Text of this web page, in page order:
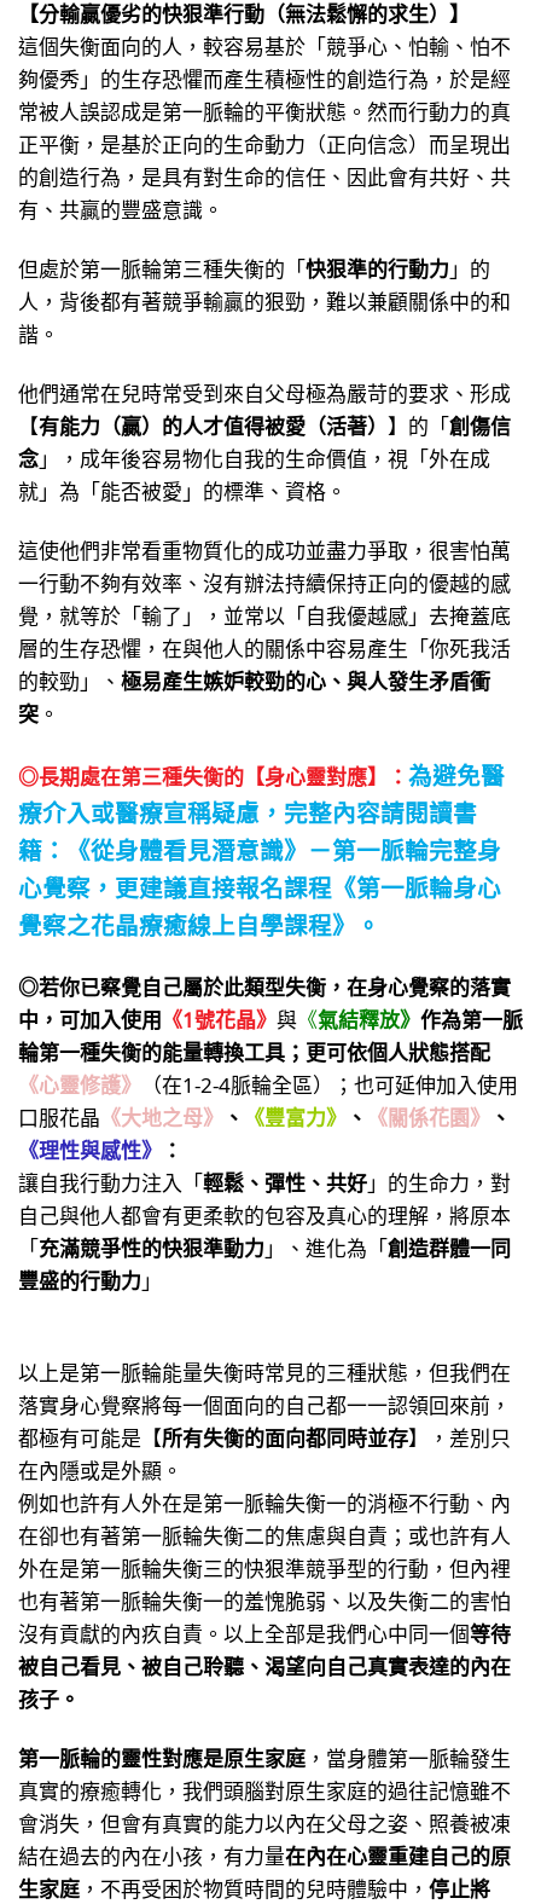
【分輸贏優劣的快狠準行動（無法鬆懈的求生）】
這個失衡面向的人，較容易基於「競爭心、怕輸、怕不
夠優秀」的生存恐懼而產生積極性的創造行為，於是經
常被人誤認成是第一脈輪的平衡狀態。然而行動力的真
正平衡，是基於正向的生命動力（正向信念）而呈現出
的創造行為，是具有對生命的信任、因此會有共好、共
有、共贏的豐盛意識。
但處於第一脈輪第三種失衡的「快狠準的行動力 」的
人，背後都有著競爭輸贏的狠勁，難以兼顧關係中的和
諧。
他們通常在兒時常受到來自父母極為嚴苛的要求、形成
【有能力（贏）的人才值得被愛（活著） 】的「創傷信
念」，成年後容易物化自我的生命價值，視「外在成
就」為「能否被愛」的標準、資格。
這使他們非常看重物質化的成功並盡力爭取，很害怕萬
一行動不夠有效率、沒有辦法持續保持正向的優越的感
覺，就等於「輸了」，並常以「自我優越感」去掩蓋底
層的生存恐懼，在與他人的關係中容易產生「你死我活
的較勁」、 極易產生嫉妒較勁的心、與人發生矛盾衝
突 。
◎長期處在第三種失衡的【身心靈對應】： 為避免醫
療介入或醫療宣稱疑慮， 完整內容請閱讀書
籍：
《從身體看見潛意識》－第一脈輪完整身
心覺察 ，更建議直接報名課程 《第一脈輪身心
覺察之花晶療癒線上自學課程》。
◎若你已察覺自己屬於此類型失衡，在身心覺察的落實
中，可加入使用 《1號花晶》 與 《氣結釋放》 作為第一脈
輪第一種失衡的能量轉換工具；更可依個人狀態搭配
《心靈修護》
（在1-2-4脈輪全區）；也可延伸加入使用
口服花晶 《大地之母》 、 《豐富力》 、 《關係花園》 、
《理性與感性》
：
讓自我行動力注入「輕鬆、彈性、共好」的生命力，對
自己與他人都會有更柔軟的包容及真心的理解，將原本
「充滿競爭性的快狠準動力 」、進化為「創造群體一同
豐盛的行動力 」
以上是第一脈輪能量失衡時常見的三種狀態，但我們在
落實身心覺察將每一個面向的自己都一一認領回來前，
都極有可能是【所有失衡的面向都同時並存】，差別只
在內隱或是外顯。
例如也許有人外在是第一脈輪失衡一的消極不行動、內
在卻也有著第一脈輪失衡二的焦慮與自責；或也許有人
外在是第一脈輪失衡三的快狠準競爭型的行動，但內裡
也有著第一脈輪失衡一的羞愧脆弱、以及失衡二的害怕
沒有貢獻的內疚自責。以上全部是我們心中同一個等待
被自己看見、被自己聆聽、渴望向自己真實表達的內在
孩子。
第一脈輪的靈性對應是原生家庭 ，當身體第一脈輪發生
真實的療癒轉化，我們頭腦對原生家庭的過往記憶雖不
會消失，但會有真實的能力以內在父母之姿、照養被凍
結在過去的內在小孩，有力量在內在心靈重建自己的原
生家庭 ，不再受困於物質時間的兒時體驗中， 停止將